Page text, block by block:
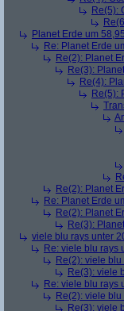
Re(5):
Planet Erde um 58,95
Re: Planet Erde
Re(2): Planet
Re(3):
Re(4):
Re(5):
Re(2): Planet
Re: Planet Erde
Re(2): Planet
Re(3):
viele blu rays unter
Re: viele blu rays
Re(2): viele
Re(3): viele
Re: viele blu rays
Re(2): viele
Re(3): viele